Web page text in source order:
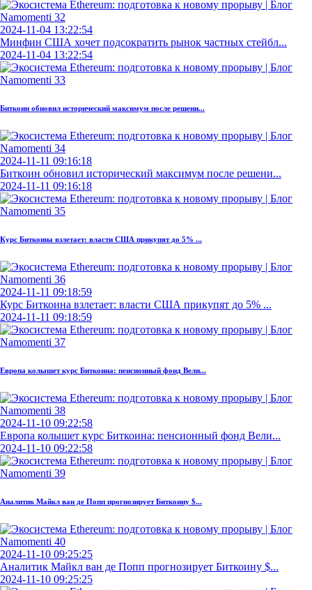
2024-11-04 13:22:54
Минфин США хочет подсократить рынок частных стейбл...
2024-11-04 13:22:54
Биткоин обновил исторический максимум после решени...
2024-11-11 09:16:18
Биткоин обновил исторический максимум после решени...
2024-11-11 09:16:18
Курс Биткоина взлетает: власти США прикупят до 5% ...
2024-11-11 09:18:59
Курс Биткоина взлетает: власти США прикупят до 5% ...
2024-11-11 09:18:59
Европа колышет курс Биткоина: пенсионный фонд Вели...
2024-11-10 09:22:58
Европа колышет курс Биткоина: пенсионный фонд Вели...
2024-11-10 09:22:58
Аналитик Майкл ван де Попп прогнозирует Биткоину $...
2024-11-10 09:25:25
Аналитик Майкл ван де Попп прогнозирует Биткоину $...
2024-11-10 09:25:25